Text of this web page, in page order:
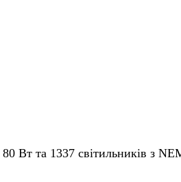
Вт та 1337 світильників з